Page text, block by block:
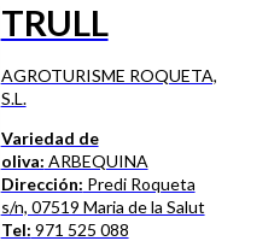
TRULL
AGROTURISME ROQUETA,
S.L.
Variedad de
oliva: ARBEQUINA
Dirección: Predi Roqueta
s/n, 07519 Maria de la Salut
Tel: 971 525 088